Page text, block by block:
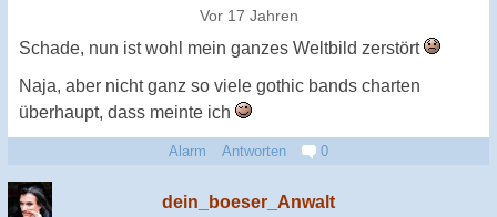
Vor 17 Jahren
Schade, nun ist wohl mein ganzes Weltbild zerstört
Naja, aber nicht ganz so viele gothic bands charten
überhaupt, dass meinte ich
Alarm Antworten 0
dein_boeser_Anwalt